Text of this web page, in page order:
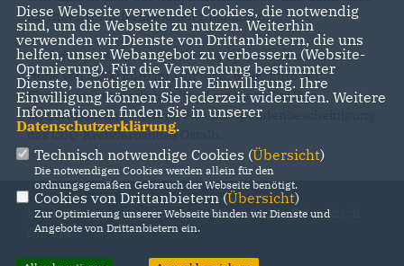
ich Ihnen die Informationen zukommen.
Als Privatperson können Sie Ihre Spende bis zu einer
Höhe von 3.300 Euro im Jahr (bzw. 6.600 Euro bei
Ehepaaren) steuerlich geltend machen. Für Ihre
Steuererklärung erhalten Sie eine Spendenbescheinigung
des CDU-Kreisverbandes Ostalb.
Landtagsabgeordneter für den Wahlkreis 25 - Schwäbisch
Gmünd
Diese Webseite verwendet Cookies, die notwendig
sind, um die Webseite zu nutzen. Weiterhin
verwenden wir Dienste von Drittanbietern, die uns
helfen, unser Webangebot zu verbessern (Website-
Optmierung). Für die Verwendung bestimmter
Dienste, benötigen wir Ihre Einwilligung. Ihre
Einwilligung können Sie jederzeit widerrufen. Weitere
Informationen finden Sie in unserer
Datenschutzerklärung.
Technisch notwendige Cookies (Übersicht)
Die notwendigen Cookies werden allein für den
ordnungsgemäßen Gebrauch der Webseite benötigt.
Cookies von Drittanbietern (Übersicht)
Zur Optimierung unserer Webseite binden wir Dienste und
Angebote von Drittanbietern ein.